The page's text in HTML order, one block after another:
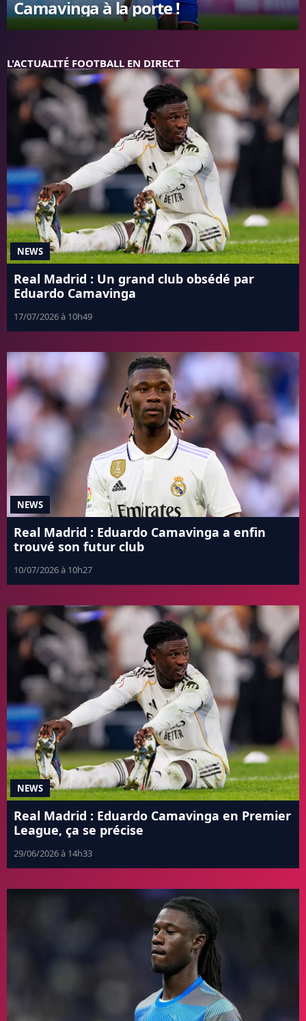
FC BARCELONE
MANCHESTER UNITED
ARSENAL
BAYERN
L'AVIS DE LA RÉDAC'
Camavinga à la porte !
L'ACTUALITÉ FOOTBALL EN DIRECT
NEWS
Real Madrid : Un grand club obsédé par
Eduardo Camavinga
17/07/2026 à 10h49
NEWS
Real Madrid : Eduardo Camavinga a enfin
trouvé son futur club
10/07/2026 à 10h27
NEWS
Real Madrid : Eduardo Camavinga en Premier
League, ça se précise
29/06/2026 à 14h33